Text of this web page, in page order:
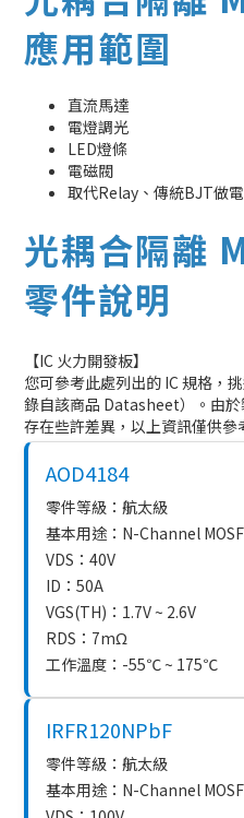
應用範圍
直流馬達
電燈調光
LED燈條
電磁閥
取代Relay、傳統BJT做
光耦合隔離
零件說明
【IC 火力開發板】
您可參考此處列出的 IC 規格，
錄自該商品 Datasheet）。由
存在些許差異，以上資訊僅供參
AOD4184
零件等級：航太級
基本用途：N-Channel
VDS：40V
ID：50A
VGS(TH)：1.7V ~ 2.6V
RDS：7mΩ
工作溫度：-55℃ ~ 175℃
IRFR120NPbF
零件等級：航太級
基本用途：N-Channel